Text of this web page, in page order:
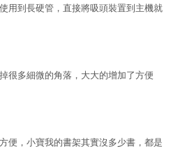
用到長硬管，直接將吸頭裝置到主機就
很多細微的角落，大大的增加了方便
便，小寶我的書架其實沒多少書，都是